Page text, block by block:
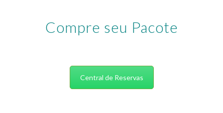
Compre seu Pacote
Central de Reservas